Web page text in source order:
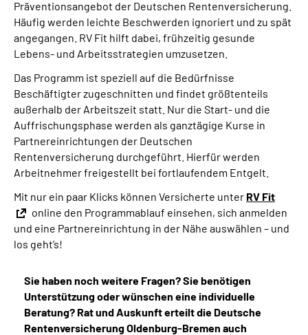
Präventionsangebot der Deutschen Rentenversicherung.
Häufig werden leichte Beschwerden ignoriert und zu spät
angegangen. RV Fit hilft dabei, frühzeitig gesunde
Lebens- und Arbeitsstrategien umzusetzen.
Das Programm ist speziell auf die Bedürfnisse
Beschäftigter zugeschnitten und findet größtenteils
außerhalb der Arbeitszeit statt. Nur die Start- und die
Auffrischungsphase werden als ganztägige Kurse in
Partnereinrichtungen der Deutschen
Rentenversicherung durchgeführt. Hierfür werden
Arbeitnehmer freigestellt bei fortlaufendem Entgelt.
Mit nur ein paar Klicks können Versicherte unter RV Fit
online den Programmablauf einsehen, sich anmelden
und eine Partnereinrichtung in der Nähe auswählen – und
los geht’s!
Sie haben noch weitere Fragen? Sie benötigen
Unterstützung oder wünschen eine individuelle
Beratung? Rat und Auskunft erteilt die Deutsche
Rentenversicherung Oldenburg-Bremen auch